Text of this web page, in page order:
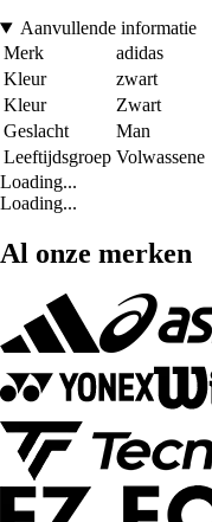
Aanvullende informatie
Merk
adidas
Kleur
zwart
Kleur
Zwart
Geslacht
Man
Leeftijdsgroep Volwassene
Loading...
Loading...
Al onze merken